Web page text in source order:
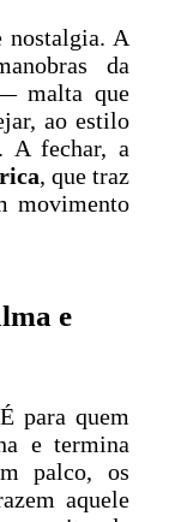
nostalgia. A
da
malta que
ao estilo
A fechar, a
, que traz
movimento
e
para quem
e termina
palco, os
aquele